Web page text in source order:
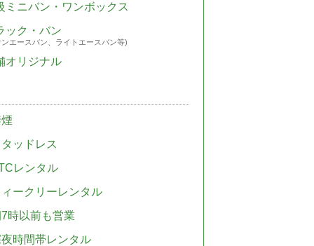
ミニバン・ワンボックス
ック・バン
エースバン、ライトエースバン等)
オリジナル
ッドレス
レンタル
ークリーレンタル
時以前も営業
時間帯レンタル